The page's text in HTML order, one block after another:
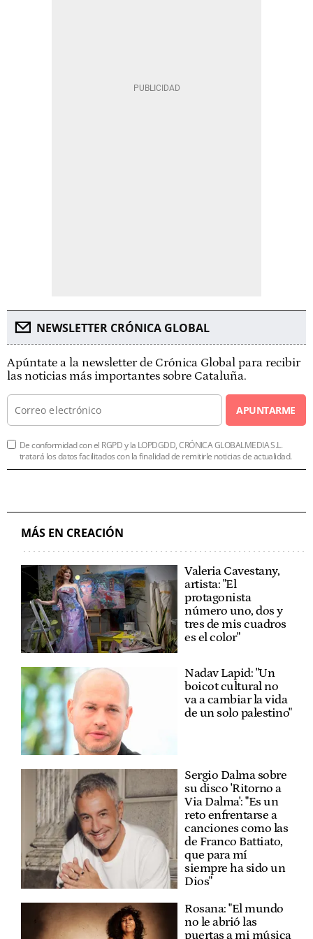
NEWSLETTER CRÓNICA GLOBAL
Apúntate a la newsletter de Crónica Global para recibir
las noticias más importantes sobre Cataluña.
APUNTARME
De conformidad con el RGPD y la LOPDGDD, CRÓNICA GLOBALMEDIA S.L.
tratará los datos facilitados con la finalidad de remitirle noticias de actualidad.
MÁS EN CREACIÓN
Valeria Cavestany,
artista: "El
protagonista
número uno, dos y
tres de mis cuadros
es el color"
Nadav Lapid: "Un
boicot cultural no
va a cambiar la vida
de un solo palestino"
Sergio Dalma sobre
su disco 'Ritorno a
Via Dalma': "Es un
reto enfrentarse a
canciones como las
de Franco Battiato,
que para mí
siempre ha sido un
Dios"
Rosana: "El mundo
no le abrió las
puertas a mi música